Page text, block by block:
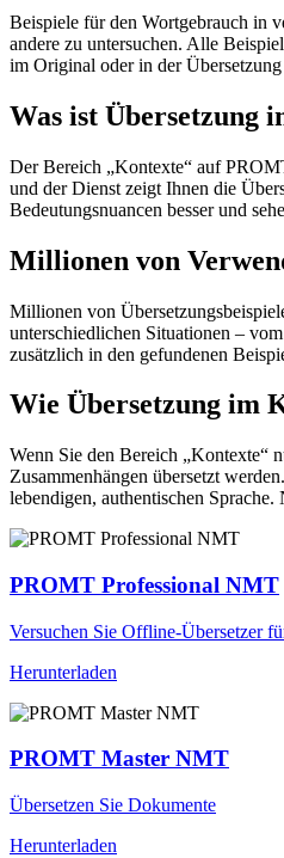
Beispiele für den Wortgebrauch in
andere zu untersuchen. Alle
im Original oder in der
Was ist Übersetzung
Der Bereich „Kontexte“ auf
und der Dienst zeigt Ihnen die
Bedeutungsnuancen besser und
Millionen von
Millionen von
unterschiedlichen Situationen –
zusätzlich in den gefundenen
Wie Übersetzung im
Wenn Sie den Bereich „Kontexte“
Zusammenhängen übersetzt
lebendigen, authentischen
PROMT Professional NMT
Versuchen Sie Offline-Übersetzer
Herunterladen
PROMT Master NMT
Übersetzen Sie Dokumente
Herunterladen